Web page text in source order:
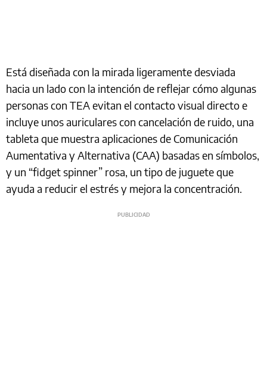
Está diseñada con la mirada ligeramente desviada
hacia un lado con la intención de reflejar cómo algunas
personas con TEA evitan el contacto visual directo e
incluye unos auriculares con cancelación de ruido, una
tableta que muestra aplicaciones de Comunicación
Aumentativa y Alternativa (CAA) basadas en símbolos,
y un “fidget spinner” rosa, un tipo de juguete que
ayuda a reducir el estrés y mejora la concentración.